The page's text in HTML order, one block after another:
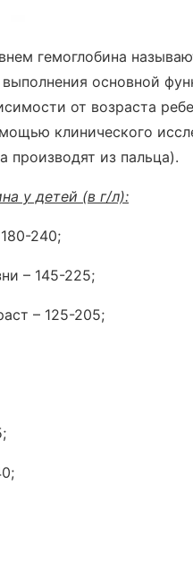
гемоглобина
основной
от возраста
клинического
производят из пальца).
у детей (в г/л):
240;
– 145-225;
– 125-205;